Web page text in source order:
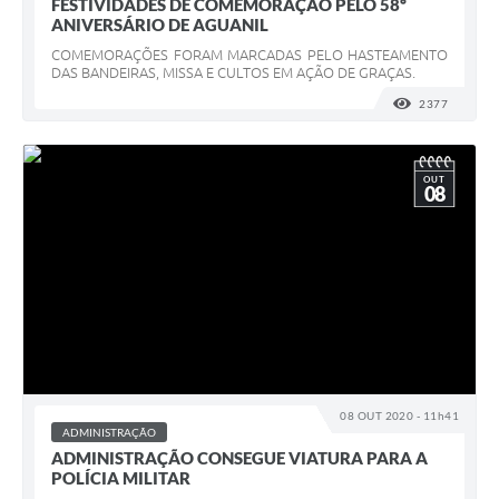
ANIVERSÁRIO DE AGUANIL
COMEMORAÇÕES FORAM MARCADAS PELO HASTEAMENTO
DAS BANDEIRAS, MISSA E CULTOS EM AÇÃO DE GRAÇAS.
2377
08 OUT 2020 - 11h41
OUT
08
ADMINISTRAÇÃO
ADMINISTRAÇÃO CONSEGUE VIATURA PARA A
POLÍCIA MILITAR